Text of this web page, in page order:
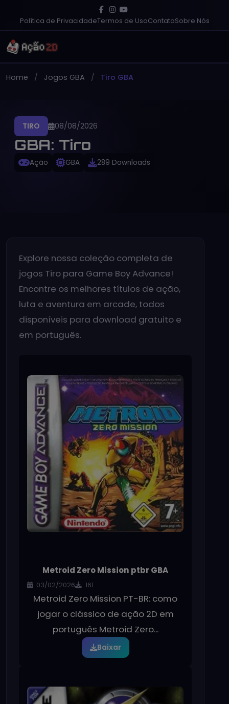
Política de PrivacidadeTermos de UsoContatoSobre Nós
Home Jogos GBA Tiro GBA
TIRO 08/08/2026
GBA: Tiro
Ação GBA 289 Downloads
Explore nossa coleção completa de
jogos Tiro para Game Boy Advance!
Encontre os melhores títulos de ação,
luta e aventura em arcade, todos
disponíveis para download gratuito e
em português.
Metroid Zero Mission ptbr GBA
03/02/2026 161
Metroid Zero Mission PT-BR: como
jogar o clássico de ação 2D em
português Metroid Zero...
Baixar